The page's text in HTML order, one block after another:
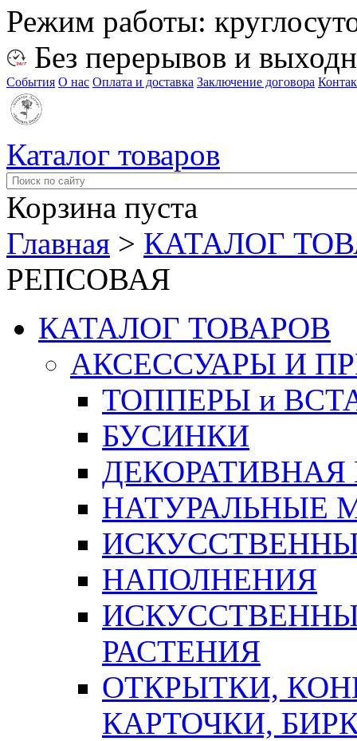
Режим работы:
Без перерывов и
События О нас Оплата и доставка Заключение договора
Каталог товаров
Корзина пуста
Главная > КАТАЛОГ
РЕПСОВАЯ
КАТАЛОГ ТОВАРОВ
АКСЕССУАРЫ И
ТОППЕРЫ и
БУСИНКИ
ДЕКОРАТИВНАЯ
НАТУРАЛЬНЫЕ
НАПОЛНЕНИЯ
РАСТЕНИЯ
ОТКРЫТКИ,
КАРТОЧКИ,